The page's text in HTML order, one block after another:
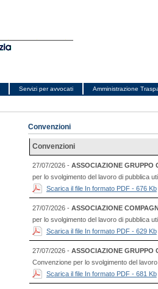
Servizi per avvocati Amministrazione
Convenzioni
Convenzioni
27/07/2026 - ASSOCIAZIONE
per lo svolgimento del lavoro di pubblica
Scarica il file In formato PDF - 676 Kb
27/07/2026 - ASSOCIAZIONE
per lo svolgimento del lavoro di pubblica
Scarica il file In formato PDF - 629 Kb
27/07/2026 - ASSOCIAZIONE
Convenzione per lo svolgimento del
Scarica il file In formato PDF - 681 Kb